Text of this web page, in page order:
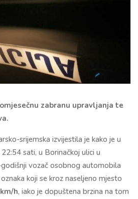
zabranu upravljanja te
srijemska izvijestila je kako je u
sati, u Borinačkoj ulici u
vozač osobnog automobila
koji se kroz naseljeno mjesto
h, iako je dopuštena brzina na tom